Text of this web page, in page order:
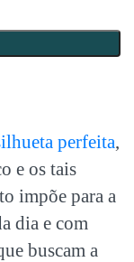
perfeita,
e os tais
impõe para a
dia e com
buscam a